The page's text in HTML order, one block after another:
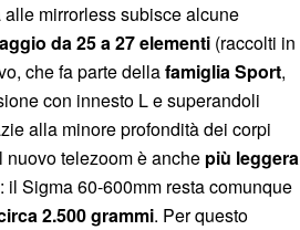
mirrorless subisce alcune
da 25 a 27 elementi (raccolti in
che fa parte dellafamiglia Sport,
con innesto L e superandoli
alla minore profondità dei corpi
nuovo telezoom è anche più leggera
Sigma 60-600mm resta comunque
2.500 grammi. Per questo